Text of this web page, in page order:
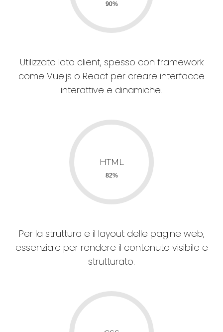
Utilizzato lato client, spesso con framework
come Vue.js o React per creare interfacce
interattive e dinamiche.
Per la struttura e il layout delle pagine web,
essenziale per rendere il contenuto visibile e
strutturato.